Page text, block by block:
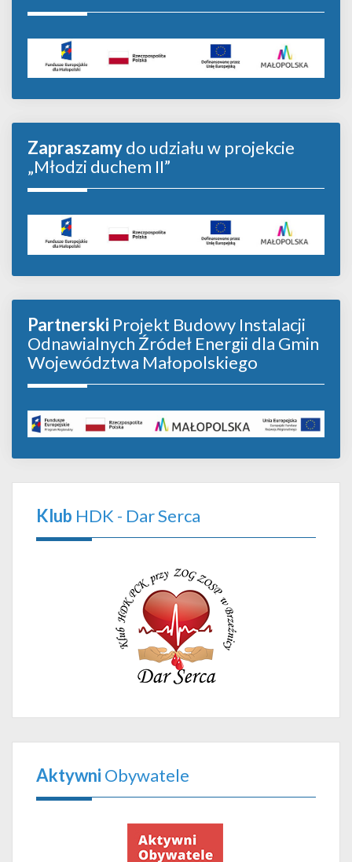
Zapraszamydo udziału w projekcie
„Młodzi duchem II”
Partnerski Projekt Budowy Instalacji
Odnawialnych Źródeł Energii dla Gmin
Województwa Małopolskiego
Klub HDK - Dar Serca
Aktywni Obywatele